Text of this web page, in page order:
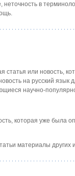
в
статья или новость,
на русский
научно-
которая уже была
материалы